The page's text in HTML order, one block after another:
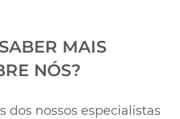
MAIS
NÓS?
dos nossos especialistas